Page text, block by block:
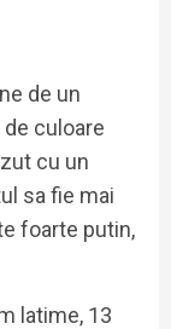
de un
culoare
cu un
sa fie mai
foarte putin,
latime, 13